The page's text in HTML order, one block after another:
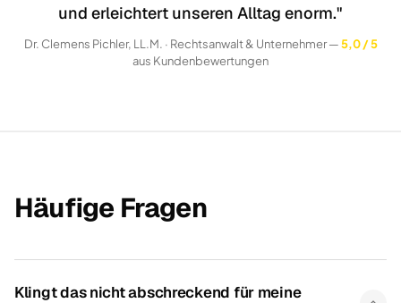
und erleichtert unseren Alltag enorm."
Dr. Clemens Pichler, LL.M. · Rechtsanwalt & Unternehmer —5,0 / 5
aus Kundenbewertungen
Häufige Fragen
Klingt das nicht abschreckend für meine